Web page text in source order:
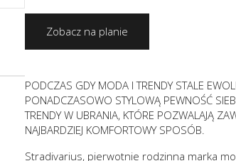
Zobacz na planie
PODCZAS GDY MODA I TRENDY STALE
PONADCZASOWO STYLOWĄ PEWNOŚĆ
TRENDY W UBRANIA, KTÓRE POZWALAJĄ
NAJBARDZIEJ KOMFORTOWY SPOSÓB.
Stradivarius, pierwotnie rodzinna marka